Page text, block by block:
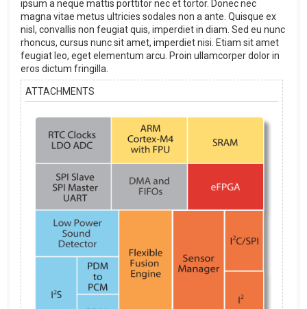
ipsum a neque mattis porttitor nec et tortor. Donec nec
magna vitae metus ultricies sodales non a ante. Quisque ex
nisl, convallis non feugiat quis, imperdiet in diam. Sed eu nunc
rhoncus, cursus nunc sit amet, imperdiet nisi. Etiam sit amet
feugiat leo, eget elementum arcu. Proin ullamcorper dolor in
eros dictum fringilla.
ATTACHMENTS